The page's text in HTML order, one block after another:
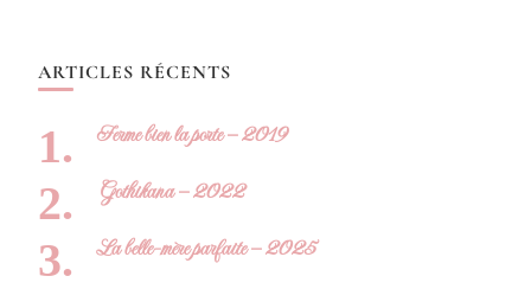
ARTICLES RÉCENTS
Ferme bien la porte – 2019
Gothikana – 2022
La belle-mère parfaite – 2025